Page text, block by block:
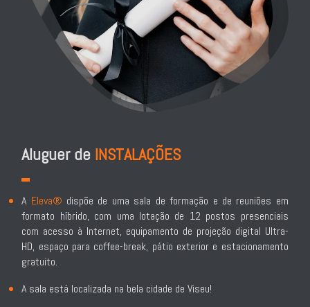
Aluguer de INSTALAÇÕES
A Eleva® dispõe de uma sala de formação e de reuniões em
formato híbrido, com uma lotação de 12 postos presenciais
com acesso à Internet, equipamento de projeção digital Ultra-
HD, espaço para coffee-break, pátio exterior e estacionamento
gratuito.
A sala está localizada na bela cidade de Viseu!